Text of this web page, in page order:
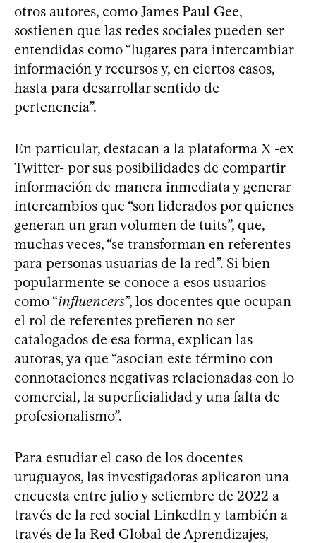
otros autores, como James Paul Gee,
sostienen que las redes sociales pueden ser
entendidas como “lugares para intercambiar
información y recursos y, en ciertos casos,
hasta para desarrollar sentido de
pertenencia”.
En particular, destacan a la plataforma X -ex
Twitter- por sus posibilidades de compartir
información de manera inmediata y generar
intercambios que “son liderados por quienes
generan un gran volumen de tuits”, que,
muchas veces, “se transforman en referentes
para personas usuarias de la red”. Si bien
popularmente se conoce a esos usuarios
como “influencers”, los docentes que ocupan
el rol de referentes prefieren no ser
catalogados de esa forma, explican las
autoras, ya que “asocian este término con
connotaciones negativas relacionadas con lo
comercial, la superficialidad y una falta de
profesionalismo”.
Para estudiar el caso de los docentes
uruguayos, las investigadoras aplicaron una
encuesta entre julio y setiembre de 2022 a
través de la red social LinkedIn y también a
través de la Red Global de Aprendizajes,